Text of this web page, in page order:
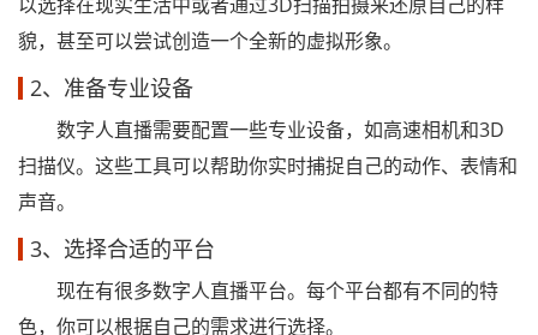
貌，甚至可以尝试创造一个全新的虚拟形象。
2、准备专业设备
数字人直播需要配置一些专业设备，如高速相机和3D
扫描仪。这些工具可以帮助你实时捕捉自己的动作、表情和
声音。
3、选择合适的平台
现在有很多数字人直播平台。每个平台都有不同的特
色，你可以根据自己的需求进行选择。